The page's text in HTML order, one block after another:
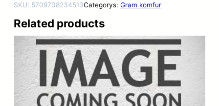
SKU: 5709708234513Categorys: Gram komfur
Related products